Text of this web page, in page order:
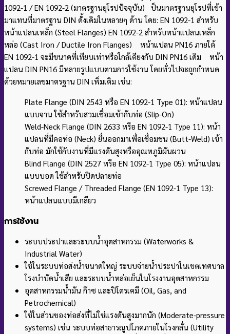
1092-1 / EN 1092-2 (มาตรฐานยุโรปปัจจุบัน) ป็นมาตรฐานยุโรปที่เข้า
มาแทนที่มาตรฐาน DIN ดั้งเดิมในหลายๆ ด้าน โดย: EN 1092-1 สำหรับ
หน้าแปลนเหล็ก (Steel Flanges) EN 1092-2 สำหรับหน้าแปลนเหล็ก
หล่อ (Cast Iron / Ductile Iron Flanges) หน้าแปลน PN16 ภายใต้
EN 1092-1 จะมีขนาดที่เทียบเท่าหรือใกล้เคียงกับ DIN PN16 เดิม หน้า
แปลน DIN PN16 มีหลายรูปแบบตามการใช้งาน โดยทั่วไปจะถูกกำหนด
ด้วยหมายเลขมาตรฐาน DIN เพิ่มเติม เช่น:
Plate Flange (DIN 2543 หรือ EN 1092-1 Type 01): หน้าแปลน
แบบจาน ใช้สำหรับสวมเชื่อมเข้ากับท่อ (Slip-On)
Weld-Neck Flange (DIN 2633 หรือ EN 1092-1 Type 11): หน้า
แปลนที่มีคอท่อ (Neck) ยื่นออกมาเพื่อเชื่อมชน (Butt-Weld) เข้า
กับท่อ มักใช้กับงานที่มีแรงดันสูงหรืออุณหภูมิผันผวน
Blind Flange (DIN 2527 หรือ EN 1092-1 Type 05): หน้าแปลน
แบบบอด ใช้สำหรับปิดปลายท่อ
Screwed Flange / Threaded Flange (EN 1092-1 Type 13):
หน้าแปลนแบบมีเกลียว
การใช้งาน
ระบบประปาและระบบน้ำอุตสาหกรรม (Waterworks &
Industrial Water)
ใช้ในระบบท่อส่งน้ำขนาดใหญ่ ระบบจ่ายน้ำประปาในเขตเทศบาล
โรงบำบัดน้ำเสีย และระบบน้ำหล่อเย็นในโรงงานอุตสาหกรรม
อุตสาหกรรมน้ำมัน ก๊าซ และปิโตรเคมี (Oil, Gas, and
Petrochemical)
ใช้ในส่วนของท่อส่งที่ไม่ใช่แรงดันสูงมากนัก (Moderate-pressure
systems) เช่น ระบบท่อสาธารณูปโภคภายในโรงกลั่น (Utility